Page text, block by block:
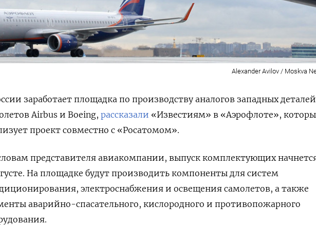
Alexander Avilov / Moskva
заработает площадка по производству аналогов западных
Airbus и Boeing, рассказали «Известиям» в «Аэрофлоте»,
проект совместно с «Росатомом».
представителя авиакомпании, выпуск комплектующих
На площадке будут производить компоненты для систем
электроснабжения и освещения самолетов, а также
аварийно-спасательного, кислородного и противопожарного